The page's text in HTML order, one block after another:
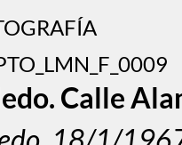
Calle